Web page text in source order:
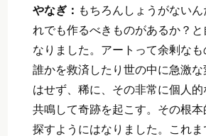
やなぎ： もちろんしょうがない
れでも作るべきものがあるか？
なりました。アートって余剰な
誰かを救済したり世の中に急激な
はせず、稀に、その非常に個人的
共鳴して奇跡を起こす。その根
探すようにはなりました。これま